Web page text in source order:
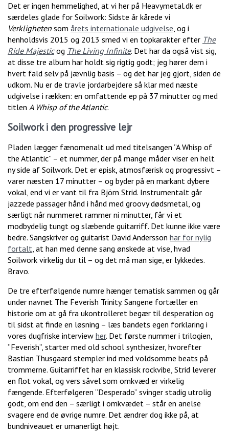
Det er ingen hemmelighed, at vi her på Heavymetal.dk er
særdeles glade for Soilwork: Sidste år kårede vi
Verkligheten som årets internationale udgivelse, og i
henholdsvis 2015 og 2013 smed vi en topkarakter efter The
Ride Majestic og The Living Infinite. Det har da også vist sig,
at disse tre album har holdt sig rigtig godt; jeg hører dem i
hvert fald selv på jævnlig basis – og det har jeg gjort, siden de
udkom. Nu er de travle jordarbejdere så klar med næste
udgivelse i rækken: en omfattende ep på 37 minutter og med
titlen A Whisp of the Atlantic.
Soilwork i den progressive lejr
Pladen lægger fænomenalt ud med titelsangen ”A Whisp of
the Atlantic” – et nummer, der på mange måder viser en helt
ny side af Soilwork. Det er episk, atmosfærisk og progressivt –
varer næsten 17 minutter – og byder på en markant dybere
vokal, end vi er vant til fra Björn Strid. Instrumentalt går
jazzede passager hånd i hånd med groovy dødsmetal, og
særligt når nummeret rammer ni minutter, får vi et
modbydelig tungt og slæbende guitarriff. Det kunne ikke være
bedre. Sangskriver og guitarist David Andersson har for nylig
fortalt, at han med denne sang ønskede at vise, hvad
Soilwork virkelig dur til – og det må man sige, er lykkedes.
Bravo.
De tre efterfølgende numre hænger tematisk sammen og går
under navnet The Feverish Trinity. Sangene fortæller en
historie om at gå fra ukontrolleret begær til desperation og
til sidst at finde en løsning – læs bandets egen forklaring i
vores dugfriske interview her. Det første nummer i trilogien,
”Feverish”, starter med old school synthesizer, hvorefter
Bastian Thusgaard stempler ind med voldsomme beats på
trommerne. Guitarriffet har en klassisk rockvibe, Strid leverer
en flot vokal, og vers såvel som omkvæd er virkelig
fængende. Efterfølgeren ”Desperado” svinger stadig utrolig
godt, om end den – særligt i omkvædet – står en anelse
svagere end de øvrige numre. Det ændrer dog ikke på, at
bundniveauet er umanerligt højt.